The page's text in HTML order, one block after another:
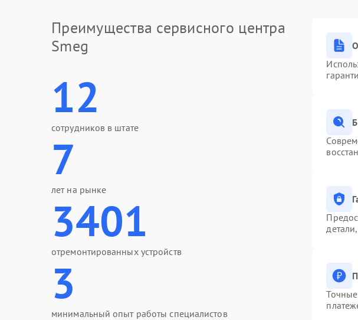
Преимущества сервисного центра
Smeg
12
сотрудников в штате
7
лет на рынке
3401
отремонтированных устройств
3
минимальный опыт работы специалистов